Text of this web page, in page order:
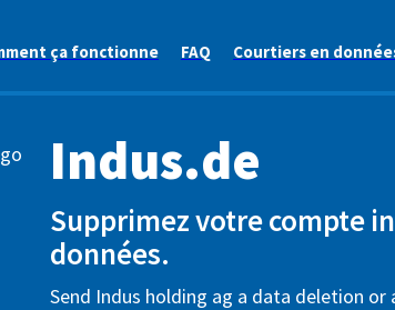
ça fonctionne FAQ Courtiers en
Indus.de
Supprimez votre compte
données.
Send Indus holding ag a data deletion